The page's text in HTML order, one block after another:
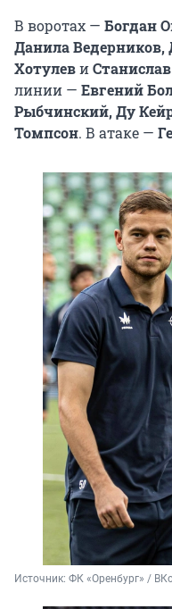
В воротах — Богдан
Данила
Хотулеви
линии — Евгений
Рыбчинский, Ду
Томпсон. В атаке —
Источник: ФК «Оренбург» /